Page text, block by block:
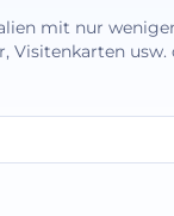
mit nur
Visitenkarten usw.